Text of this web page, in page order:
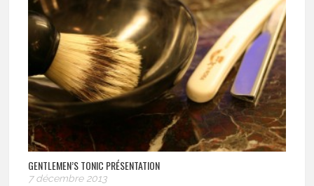
GENTLEMEN’S TONIC PRÉSENTATION
7 décembre 2013